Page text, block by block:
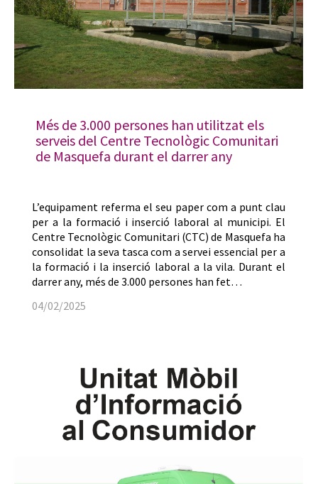
Més de 3.000 persones han utilitzat els
serveis del Centre Tecnològic Comunitari
de Masquefa durant el darrer any
L’equipament referma el seu paper com a punt clau
per a la formació i inserció laboral al municipi. El
Centre Tecnològic Comunitari (CTC) de Masquefa ha
consolidat la seva tasca com a servei essencial per a
la formació i la inserció laboral a la vila. Durant el
darrer any, més de 3.000 persones han fet…
04/02/2025